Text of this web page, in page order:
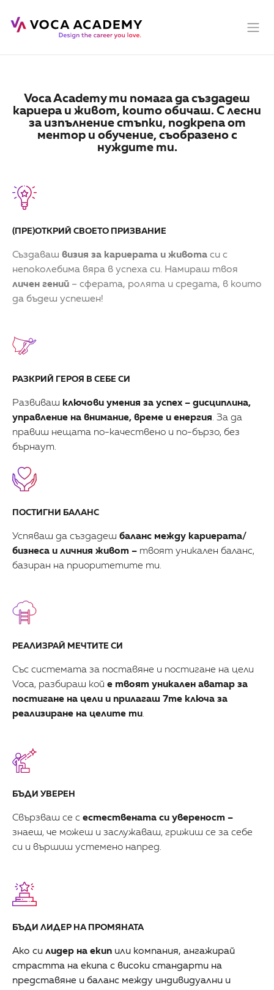
Voca Academy ти помага да създадеш
кариера и живот, които обичаш. С лесни
за изпълнение стъпки, подкрепа от
ментор и обучение, съобразено с
нуждите ти.
(ПРЕ)ОТКРИЙ СВОЕТО ПРИЗВАНИЕ
Създаваш визия за кариерата и живота си с
непоколебима вяра в успеха си. Намираш твоя
личен гений – сферата, ролята и средата, в които
да бъдеш успешен!
РАЗКРИЙ ГЕРОЯ В СЕБЕ СИ
Развиваш ключови умения за успех – дисциплина,
управление на внимание, време и енергия. За да
правиш нещата по-качествено и по-бързо, без
бърнаут.
ПОСТИГНИ БАЛАНС
Успяваш да създадеш баланс между кариерата/
бизнеса и личния живот – твоят уникален баланс,
базиран на приоритетите ти.
РЕАЛИЗРАЙ МЕЧТИТЕ СИ
Със системата за поставяне и постигане на цели
Voca, разбираш кой е твоят уникален аватар за
постигане на цели и прилагаш 7те ключа за
реализиране на целите ти.
БЪДИ УВЕРЕН
Свързваш се с естествената си увереност –
знаеш, че можеш и заслужаваш, грижиш се за себе
си и вършиш устемено напред.
БЪДИ ЛИДЕР НА ПРОМЯНАТА
Ако си лидер на екип или компания, ангажирай
страстта на екипа с високи стандарти на
представяне и баланс между индивидуални и